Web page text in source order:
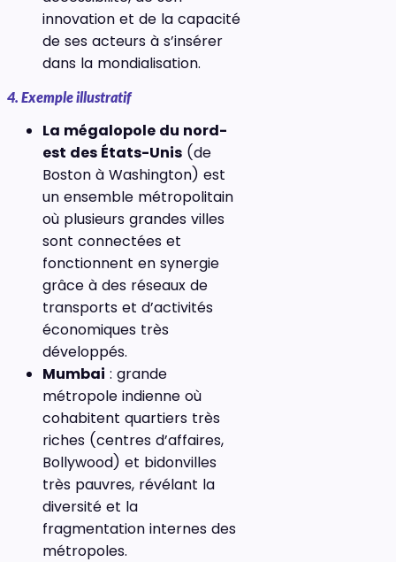
innovation et de la capacité
de ses acteurs à s’insérer
dans la mondialisation.
4. Exemple illustratif
La mégalopole du nord-
est des États-Unis (de
Boston à Washington) est
un ensemble métropolitain
où plusieurs grandes villes
sont connectées et
fonctionnent en synergie
grâce à des réseaux de
transports et d’activités
économiques très
développés.
Mumbai : grande
métropole indienne où
cohabitent quartiers très
riches (centres d’affaires,
Bollywood) et bidonvilles
très pauvres, révélant la
diversité et la
fragmentation internes des
métropoles.